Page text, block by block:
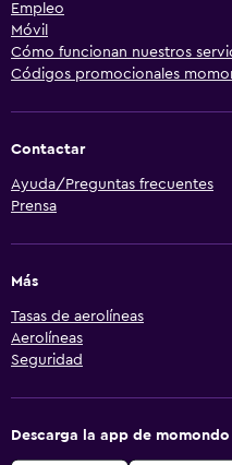
Empleo
Móvil
Cómo funcionan nuestros
Códigos promocionales
Contactar
Ayuda/Preguntas frecuentes
Prensa
Más
Tasas de aerolíneas
Aerolíneas
Seguridad
Descarga la app de momondo